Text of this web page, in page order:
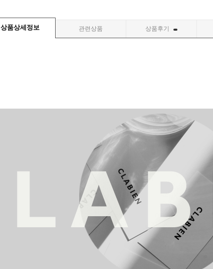
상품상세정보 관련상품 상품후기